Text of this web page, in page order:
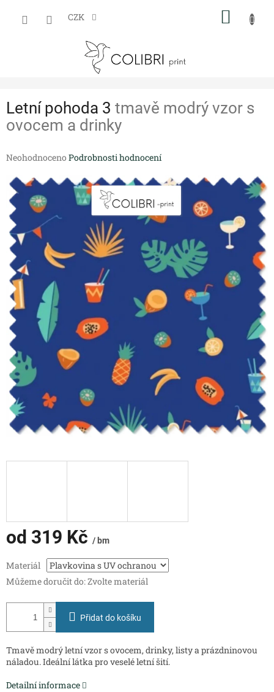
CZK
Letní pohoda 3 tmavě modrý vzor s
ovocem a drinky
Průměrné
produktu
je
0,0
z
hvězdiček.
Neohodnoceno Podrobnosti hodnocení
od 319 Kč / bm
cena:
Materiál
Můžeme doručit do:Zvolte materiál
Přidat do košíku
Tmavě modrý letní vzor s ovocem, drinky, listy a prázdninovou
náladou. Ideální látka pro veselé letní šití.
Detailní informace